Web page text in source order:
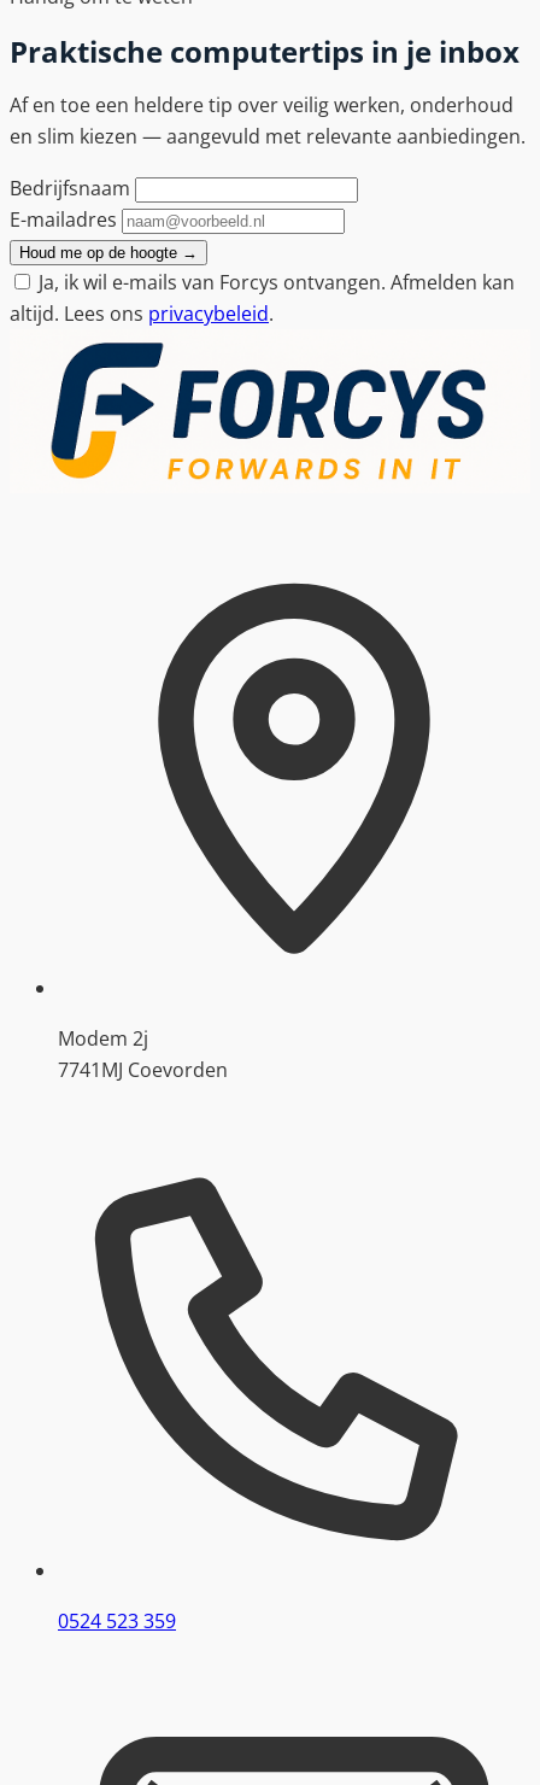
Praktische computertips in je inbox
Af en toe een heldere tip over veilig werken, onderhoud
en slim kiezen — aangevuld met relevante aanbiedingen.
Bedrijfsnaam
E-mailadres
Houd me op de hoogte →
Ja, ik wil e-mails van Forcys ontvangen. Afmelden kan
altijd. Lees ons privacybeleid.
Modem 2j
7741MJ Coevorden
0524 523 359